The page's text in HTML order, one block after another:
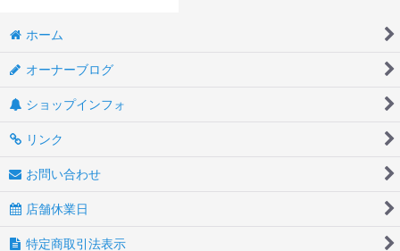
ホーム
オーナーブログ
ショップインフォ
リンク
お問い合わせ
店舗休業日
特定商取引法表示